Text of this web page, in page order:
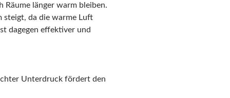
Räume länger warm bleiben.
steigt, da die warme Luft
dagegen effektiver und
Unterdruck fördert den